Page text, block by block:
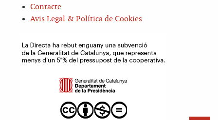
Contacte
Avis Legal & Política de Cookies